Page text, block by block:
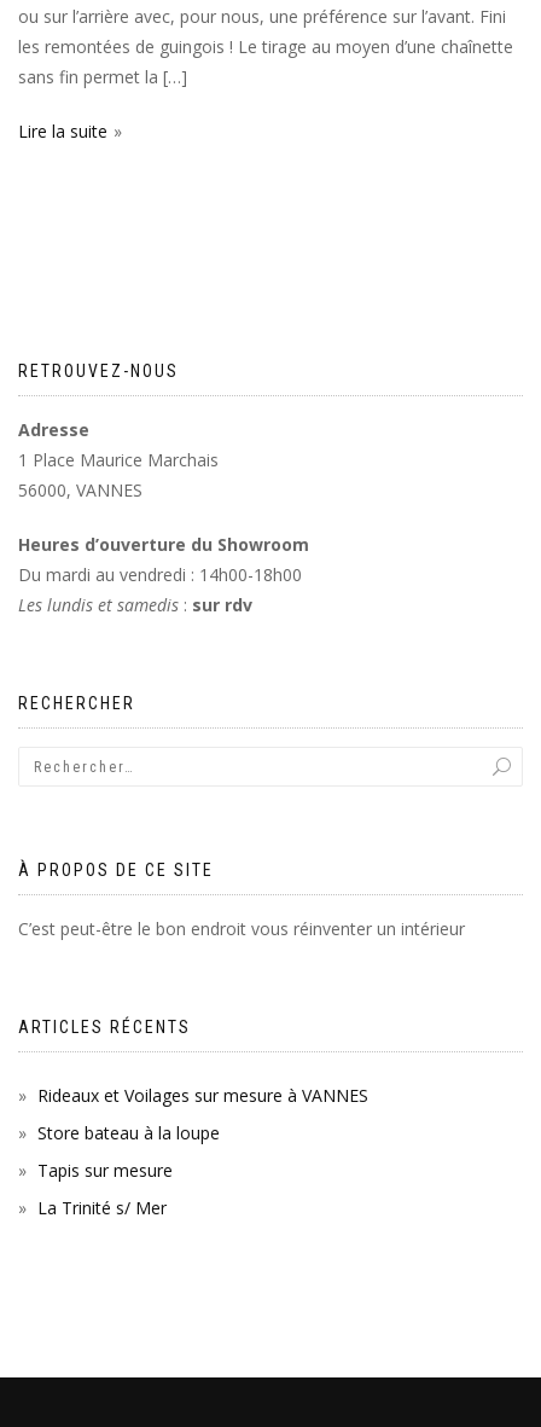
ou sur l’arrière avec, pour nous, une préférence sur l’avant. Fini
les remontées de guingois ! Le tirage au moyen d’une chaînette
sans fin permet la […]
Lire la suite
RETROUVEZ-NOUS
Adresse
1 Place Maurice Marchais
56000, VANNES
Heures d’ouverture du Showroom
Du mardi au vendredi : 14h00-18h00
Les lundis et samedis : sur rdv
RECHERCHER
À PROPOS DE CE SITE
C’est peut-être le bon endroit vous réinventer un intérieur
ARTICLES RÉCENTS
Rideaux et Voilages sur mesure à VANNES
Store bateau à la loupe
Tapis sur mesure
La Trinité s/ Mer